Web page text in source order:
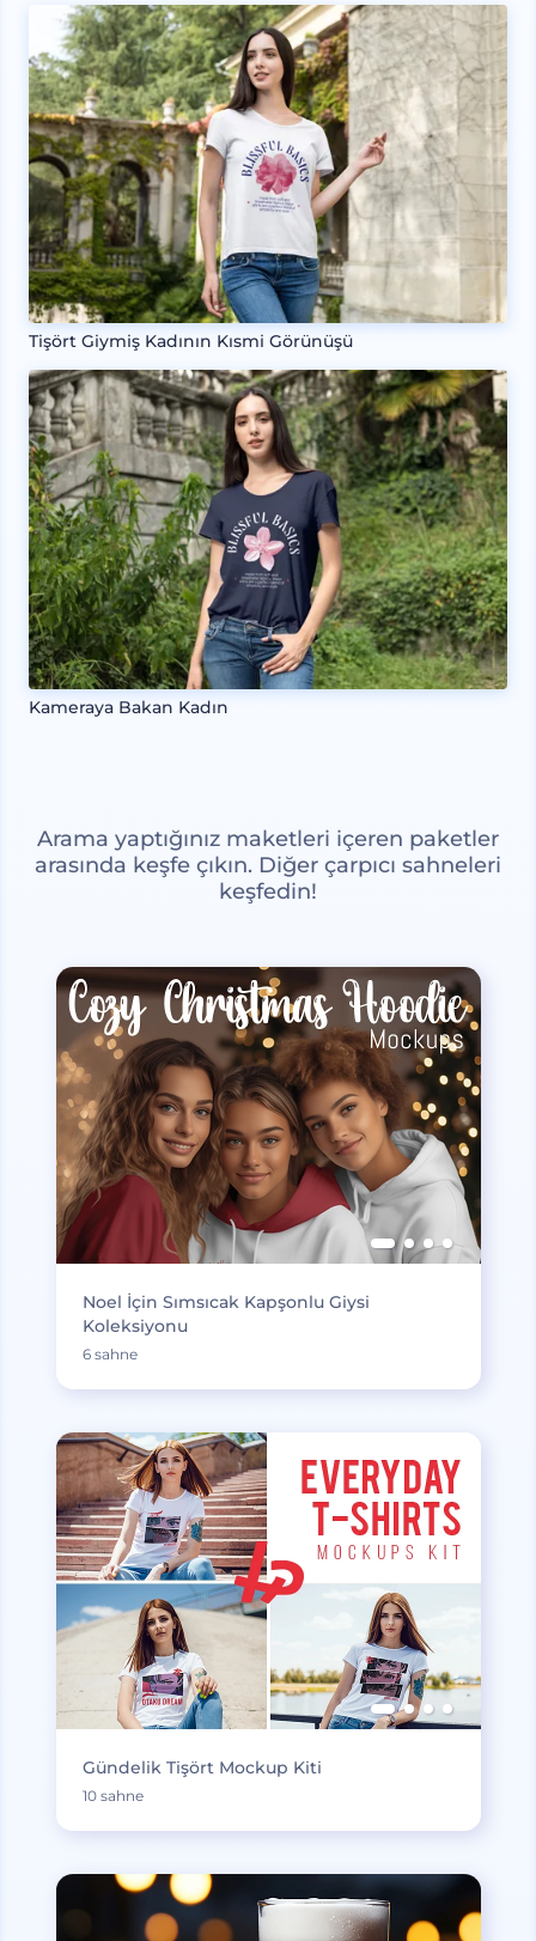
Tişört Giymiş Kadının Kısmi Görünüşü
Kameraya Bakan Kadın
Arama yaptığınız maketleri içeren paketler
arasında keşfe çıkın. Diğer çarpıcı sahneleri
keşfedin!
Noel İçin Sımsıcak Kapşonlu Giysi
Koleksiyonu
6 sahne
Gündelik Tişört Mockup Kiti
10 sahne